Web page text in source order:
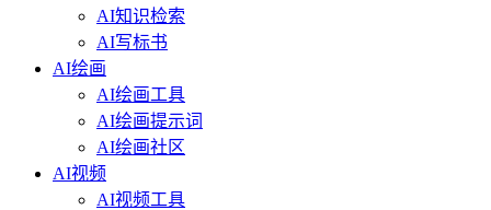
AI知识检索
AI写标书
AI绘画
AI绘画工具
AI绘画提示词
AI绘画社区
AI视频
AI视频工具